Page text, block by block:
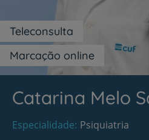
Marcação online
Teleconsulta
Catarina Melo
Especialidade Psiquiatria